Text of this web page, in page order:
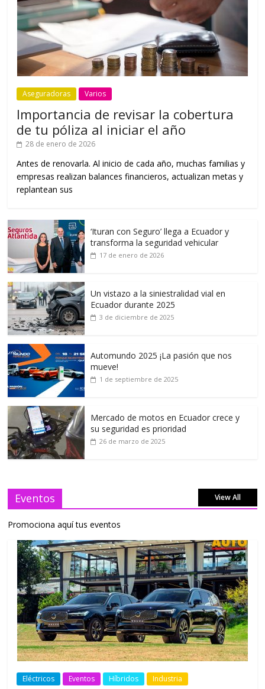
Aseguradoras Varios
Importancia de revisar la cobertura
de tu póliza al iniciar el año
28 de enero de 2026
Antes de renovarla. Al inicio de cada año, muchas familias y
empresas realizan balances financieros, actualizan metas y
replantean sus
‘Ituran con Seguro’ llega a Ecuador y
transforma la seguridad vehicular
17 de enero de 2026
Un vistazo a la siniestralidad vial en
Ecuador durante 2025
3 de diciembre de 2025
Automundo 2025 ¡La pasión que nos
mueve!
1 de septiembre de 2025
Mercado de motos en Ecuador crece y
su seguridad es prioridad
26 de marzo de 2025
Eventos View All
Promociona aquí tus eventos
Eléctricos Eventos Híbridos Industria